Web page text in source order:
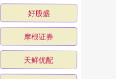
好股盛
摩根证券
天鲜优配